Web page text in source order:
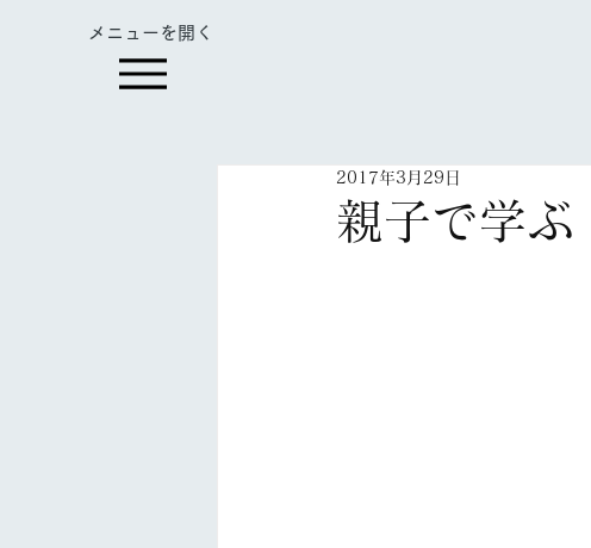
​メニューを開く
親子で学ぶ
2017年3月29日